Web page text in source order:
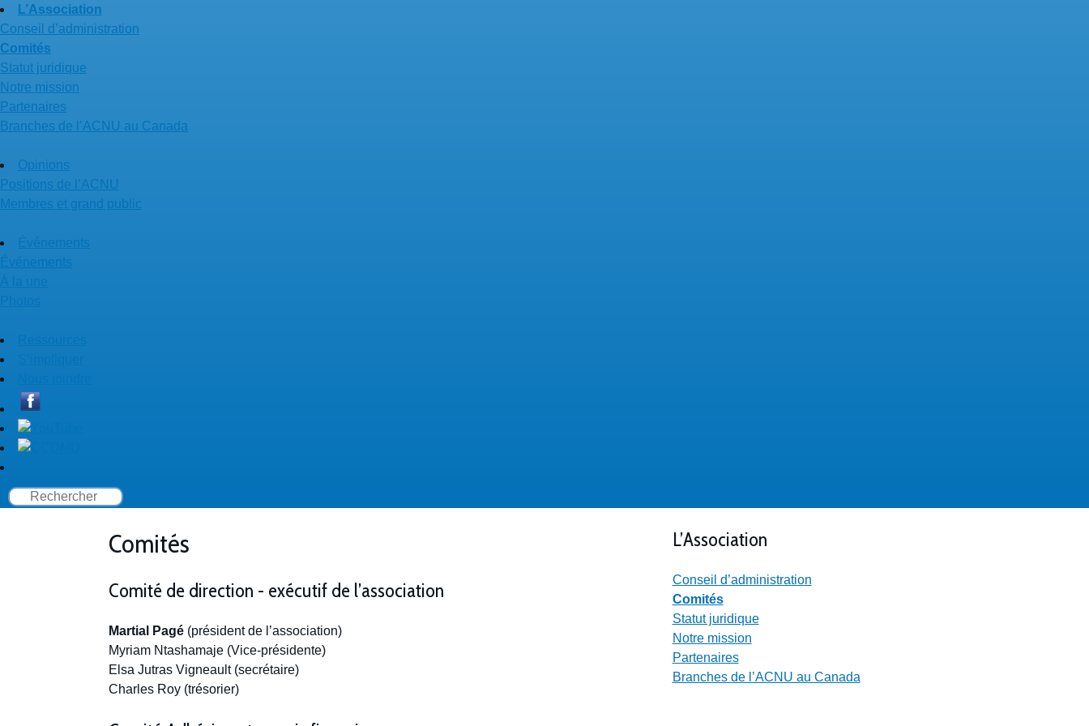
L’Association
Conseil d’administration
Comités
Statut juridique
Notre mission
Partenaires
Branches de l’ACNU au Canada
Opinions
Positions de l’ACNU
Membres et grand public
Événements
Événements
Comités
Comité de direction - exécutif de l’association
Martial Pagé (président de l’association)
Myriam Ntashamaje (Vice-présidente)
Elsa Jutras Vigneault (secrétaire)
Charles Roy (trésorier)
L’Association
Conseil d’administration
Comités
Statut juridique
Notre mission
Partenaires
Branches de l’ACNU au Canada